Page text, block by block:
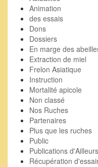
Animation
des essais
Dons
Dossiers
En marge des
Extraction de miel
Frelon Asiatique
Instruction
Mortalité apicole
Non classé
Nos Ruches
Partenaires
Plus que les ruches
Public
Publications d'Ailleurs
Récupération